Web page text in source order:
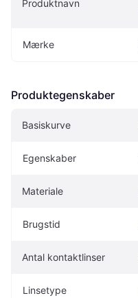
Produktnavn
Mærke
Produktegenskaber
Basiskurve
Egenskaber
Materiale
Brugstid
Antal kontaktlinser
Linsetype